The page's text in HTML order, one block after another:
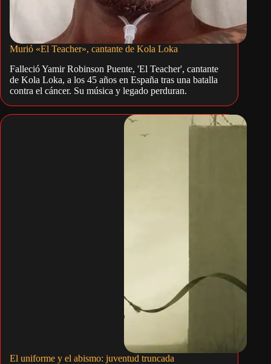
Murió «El Teacher», cantante de Kola Loka
Falleció Yamir Robinson Puente, 'El Teacher', cantante
de Kola Loka, a los 45 años en España tras una batalla
contra el cáncer. Su música y legado perduran.
El uniforme y el abismo: juventud truncada